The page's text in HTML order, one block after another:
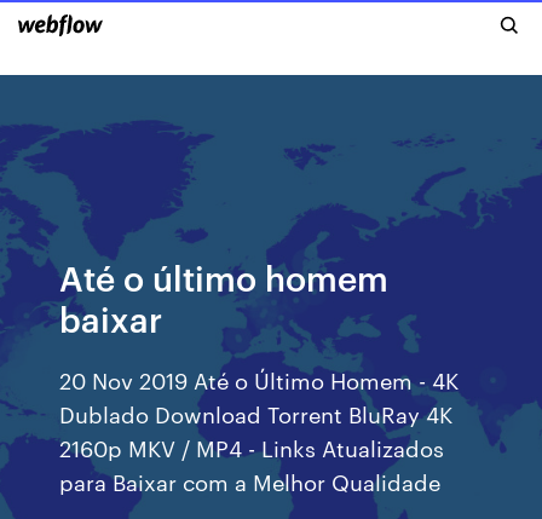
Até o último homem
baixar
20 Nov 2019 Até o Último Homem - 4K
Dublado Download Torrent BluRay 4K
2160p MKV / MP4 - Links Atualizados
para Baixar com a Melhor Qualidade